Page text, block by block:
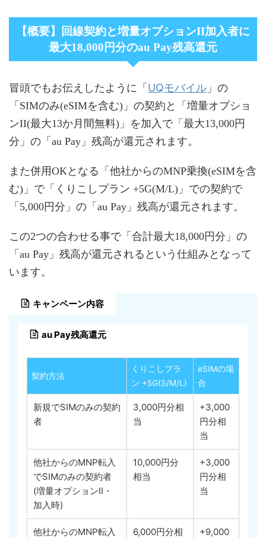
【概要】回線契約と増量オプションII加入者に
最大18,000円分のau Pay残高還元
冒頭でもお伝えしたように「 UQモバイル 」の
「SIMのみ(eSIMを含む)」の契約と「増量オプショ
ンII(最大13か月間無料)」を加入で「最大13,000円
分」の「au Pay」残高が還元されます。
また併用OKとなる「他社からのMNP乗換(eSIMを含
む)」で「くりこしプラン +5G(M/L)」での契約で
「5,000円分」の「au Pay」残高が還元されます。
この2つの合わせる事で「合計最大18,000円分」の
「au Pay」残高が還元されるという仕組みとなって
います。
キャンペーン内容
au Pay残高還元
契約方法
くりこしプラ
ン +5G(S/M/L)
eSIMの場
合
新規でSIMのみの契約
者
3,000円分相
当
+3,000
円分相
当
他社からのMNP転入
でSIMのみの契約者
(増量オプションII・
加入時)
10,000円分
相当
+3,000
円分相
当
他社からのMNP転入
6,000円分相
+9,000